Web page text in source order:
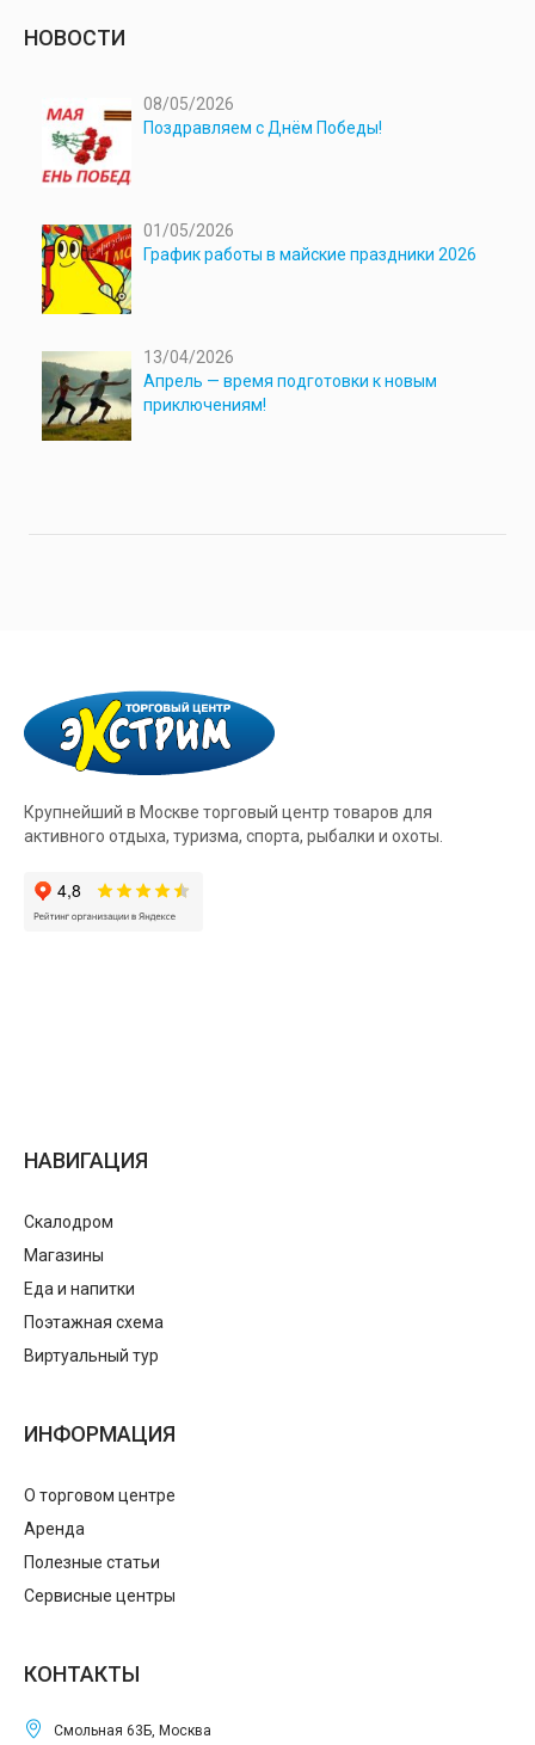
НОВОСТИ
08/05/2026
Поздравляем с Днём Победы!
01/05/2026
График работы в майские праздники 2026
13/04/2026
Апрель — время подготовки к новым
приключениям!
Крупнейший в Москве торговый центр товаров для
активного отдыха, туризма, спорта, рыбалки и охоты.
НАВИГАЦИЯ
Скалодром
Магазины
Еда и напитки
Поэтажная схема
Виртуальный тур
ИНФОРМАЦИЯ
О торговом центре
Аренда
Полезные статьи
Сервисные центры
КОНТАКТЫ
Смольная 63Б, Москва